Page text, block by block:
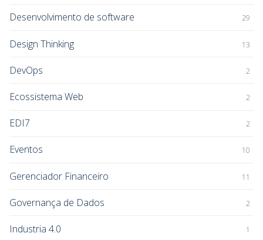
Desenvolvimento de software 29
Design Thinking 13
DevOps 2
Ecossistema Web 2
EDI7 2
Eventos 10
Gerenciador Financeiro 11
Governança de Dados 2
Industria 4.0 1